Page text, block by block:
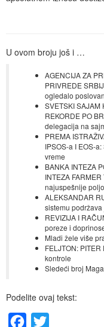
U ovom broju još i …
AGENCIJA ZA
PRIVREDE
ogledalo
SVETSKI SAJAM
REKORDE PO
delegacija na
PREMA
IPSOS-a I EOS-
vreme
BANKA INTEZA
INTEZA
najuspešnije
ALEKSANDAR
sistemu
REVIZIJA I
poreze i
Mladi žele više
FELJTON:
kontrole
Sledeći broj
Podelite ovaj tekst:
Facebook